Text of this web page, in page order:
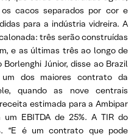
cacos separados por cor e
para a indústria vidreira. A
três serão construídas
e as últimas três ao longo de
Júnior, disse ao Brazil
dos maiores contrato da
quando as nove centrais
estimada para a Ambipar
EBITDA de 25%. A TIR do
“E é um contrato que pode